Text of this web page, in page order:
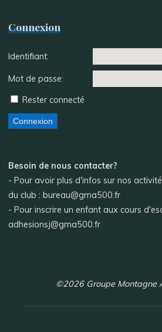
Connexion
Identifiant:
Mot de passe:
Rester connecté
Connexion
Besoin de nous contacter?
- Pour avoir plus d'infos sur nos
du club : bureau@gma500.fr
- Pour inscrire un enfant aux cours
adhesionsj@gma500.fr
©2026 Groupe Montagne